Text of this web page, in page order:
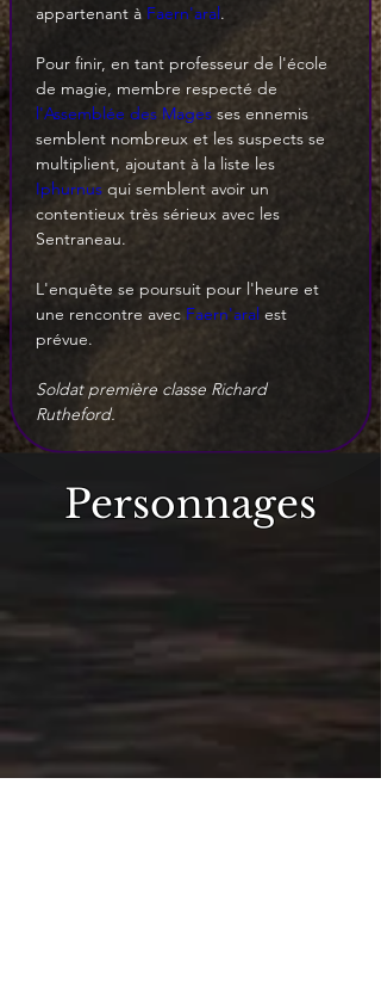
appartenant à Faern'aral.
Pour finir, en tant professeur de l'école
de magie, membre respecté de
l'Assemblée des Mages ses ennemis
semblent nombreux et les suspects se
multiplient, ajoutant à la liste les
Iphurnus qui semblent avoir un
contentieux très sérieux avec les
Sentraneau.
L'enquête se poursuit pour l'heure et
une rencontre avec Faern'aral est
prévue.
Soldat première classe Richard
Rutheford.
Personnages